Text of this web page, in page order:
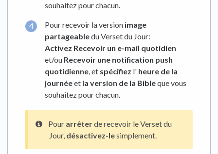
souhaitez pour chacun.
Pour recevoir la version image
partageabledu Verset du Jour:
Activez Recevoir un e-mail quotidien
et/ou Recevoir une notification push
quotidienne , et spécifiez l' heure de la
journéeet la version de la Bibleque vous
souhaitez pour chacun.
Pour arrêterde recevoir le Verset du
Jour, désactivez-lesimplement.